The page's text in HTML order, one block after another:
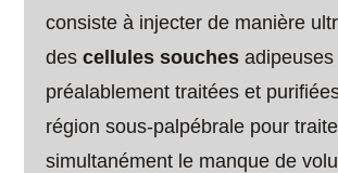
consiste à injecter de manière
descellules souches adipeuses
préalablement traitées et
région sous-palpébrale pour
simultanément le manque de